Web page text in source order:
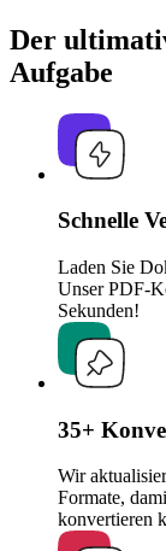
Der
Aufgabe
Schnelle
Laden Sie
Unser PDF-
Sekunden!
35+
Wir
Formate,
konvertieren